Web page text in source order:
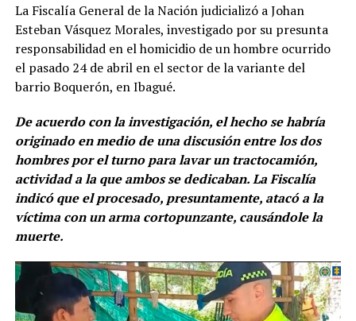
La Fiscalía General de la Nación judicializó a Johan
Esteban Vásquez Morales, investigado por su presunta
responsabilidad en el homicidio de un hombre ocurrido
el pasado 24 de abril en el sector de la variante del
barrio Boquerón, en Ibagué.
De acuerdo con la investigación, el hecho se habría
originado en medio de una discusión entre los dos
hombres por el turno para lavar un tractocamión,
actividad a la que ambos se dedicaban. La Fiscalía
indicó que el procesado, presuntamente, atacó a la
víctima con un arma cortopunzante, causándole la
muerte.